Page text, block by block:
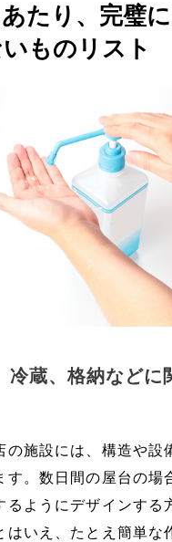
たり、完璧
ものリスト
冷蔵、格納などに
の施設には、構造や設
す。数日間の屋台の場
るようにデザインする
はいえ、たとえ簡単な